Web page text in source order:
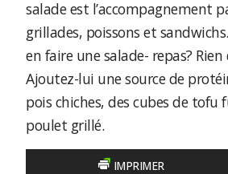
salade est l’accompagnement
grillades, poissons et
en faire une salade- repas?
Ajoutez-lui une source de
pois chiches, des cubes de tofu
poulet grillé.
IMPRIMER